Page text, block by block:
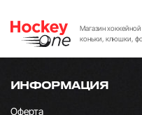
Магазин
коньки, клюшки,
ИНФОРМАЦИЯ
Оферта